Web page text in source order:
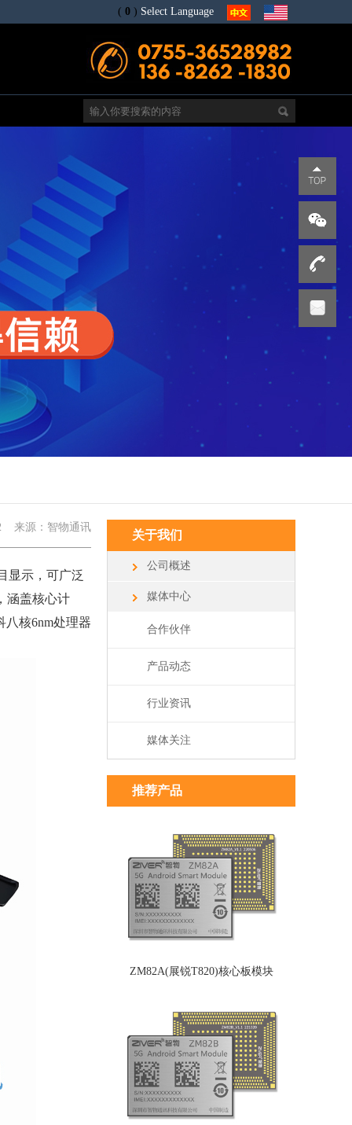
( 0 ) Select Language
来源：智物通讯
显示，可广泛
涵盖核心计
核6nm处理器
关于我们
公司概述
媒体中心
合作伙伴
产品动态
行业资讯
媒体关注
推荐产品
ZM82A(展锐T820)核心板模块